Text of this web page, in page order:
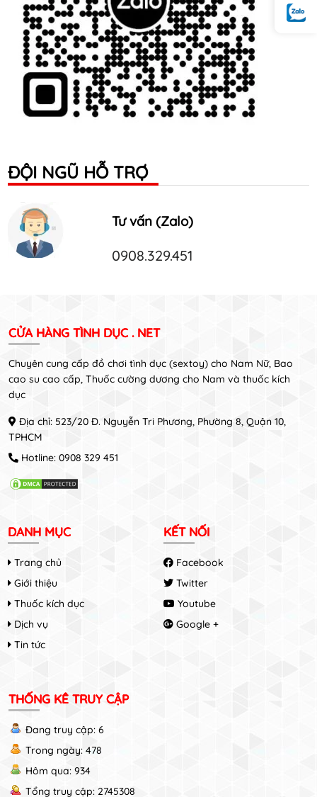
ĐỘI NGŨ HỖ TRỢ
Tư vấn (Zalo)
0908.329.451
CỬA HÀNG TÌNH DỤC . NET
Chuyên cung cấp đồ chơi tình dục (sextoy) cho Nam Nữ, Bao
cao su cao cấp, Thuốc cường dương cho Nam và thuốc kích
dục
Địa chỉ: 523/20 Đ. Nguyễn Tri Phương, Phường 8, Quận 10,
TPHCM
Hotline: 0908 329 451
DANH MỤC
Trang chủ
Giới thiệu
Thuốc kích dục
Dịch vụ
Tin tức
KẾT NỐI
Facebook
Twitter
Youtube
Google +
THỐNG KÊ TRUY CẬP
Đang truy cập: 6
Trong ngày: 478
Hôm qua: 934
Tổng truy cập: 2745308